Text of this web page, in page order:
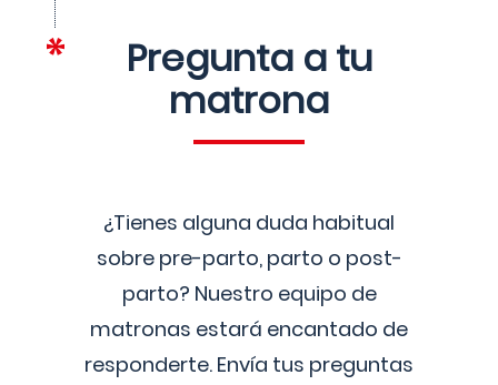
Pregunta a tu
matrona
¿Tienes alguna duda habitual
sobre pre-parto, parto o post-
parto? Nuestro equipo de
matronas estará encantado de
responderte. Envía tus preguntas